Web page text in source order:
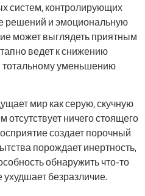
систем, контролирующих
решений и эмоциональную
может выглядеть приятным
ведет к снижению
тотальному уменьшению
мир как серую, скучную
отсутствует ничего стоящего
создает порочный
порождает инертность,
обнаружить что-то
ухудшает безразличие.